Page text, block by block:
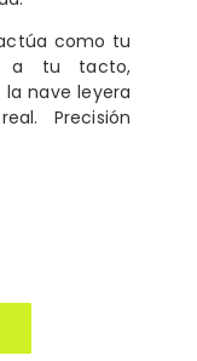
como tu
a tu tacto,
nave leyera
Precisión